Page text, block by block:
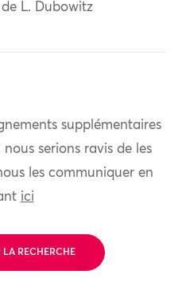
de L. Dubowitz
supplémentaires
serions ravis de les
les communiquer en
ici
LA RECHERCHE